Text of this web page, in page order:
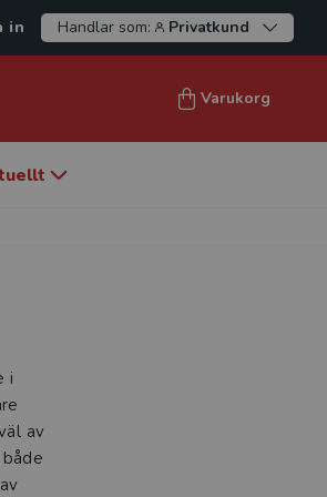
in Handlar som: Privatkund
Varukorg
i
av